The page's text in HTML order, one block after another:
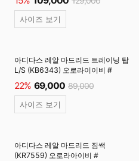
사이즈 보기
아디다스 레알 마드리드 트레이닝 탑
L/S (KB6343) 오로라이이비 #
22% 69,000 89,000
사이즈 보기
아디다스 레알 마드리드 짐쌕
(KR7559) 오로라아이비 #